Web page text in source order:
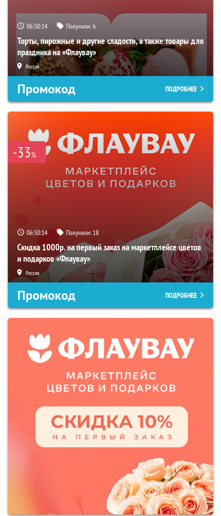
06:50:13 Получили:6
Торты, пирожные и другие сладости, а также товары для
праздника на «Флаувау»
Россия
Промокод ПОДРОБНЕЕ
-33%
06:50:13 Получили: 18
Скидка 1000р. на первый заказ на маркетплейсе цветов
и подарков «Флаувау»
Россия
Промокод ПОДРОБНЕЕ